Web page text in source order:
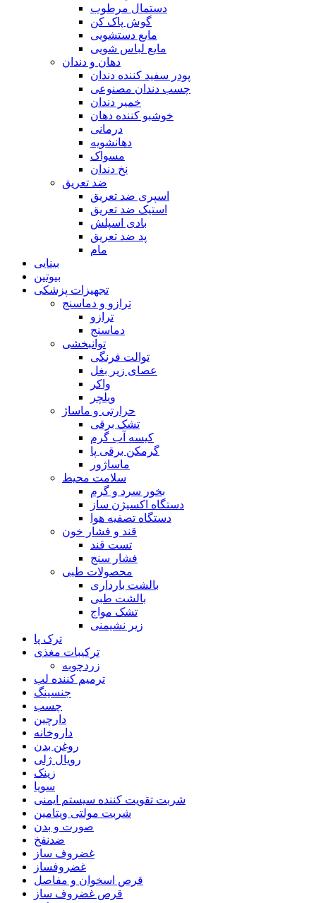
دستمال مرطوب
گوش پاک کن
مایع دستشویی
مایع لباس شویی
دهان و دندان
پودر سفید کننده دندان
چسب دندان مصنوعی
خمیر دندان
خوشبو کننده دهان
درمانی
دهانشویه
مسواک
نخ دندان
ضد تعریق
اسپری ضد تعریق
استیک ضد تعریق
بادی اسپلش
پد ضد تعریق
مام
بینایی
بیوتین
تجهیزات پزشکی
ترازو و دماسنج
ترازو
دماسنج
توانبخشی
توالت فرنگی
عصای زیر بغل
واکر
ویلچر
حرارتی و ماساژ
تشک برقی
کیسه آب گرم
گرمکن برقی پا
ماساژور
سلامت محیط
بخور سرد و گرم
دستگاه اکسیژن ساز
دستگاه تصفیه هوا
قند و فشار خون
تست قند
فشار سنج
محصولات طبی
بالشت بارداری
بالشت طبی
تشک مواج
زیر نشیمنی
ترک پا
ترکیبات مغذی
زردچوبه
ترمیم کننده لب
جنسینگ
چسب
دارچین
داروخانه
روغن بدن
رویال ژلی
زینک
سویا
شربت تقویت کننده سیستم ایمنی
شربت مولتی ویتامین
صورت و بدن
ضدنفخ
غضروف ساز
غضروفساز
قرص اسخوان و مفاصل
قرص غضروف ساز